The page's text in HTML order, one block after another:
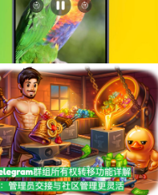
界面全面升级：安卓版全新设
Liquid Glass优化与操作体验提